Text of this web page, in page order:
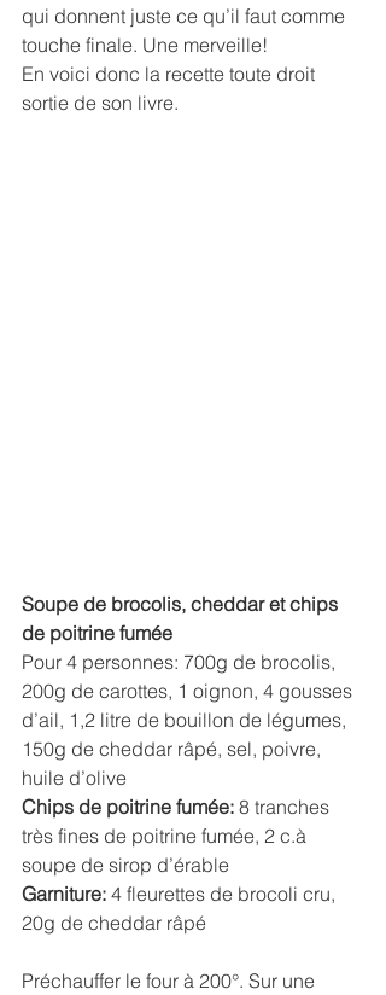
qui donnent juste ce qu’il faut comme
touche finale. Une merveille!
En voici donc la recette toute droit
sortie de son livre.
Soupe de brocolis, cheddar et chips
de poitrine fumée
Pour 4 personnes: 700g de brocolis,
200g de carottes, 1 oignon, 4 gousses
d’ail, 1,2 litre de bouillon de légumes,
150g de cheddar râpé, sel, poivre,
huile d’olive
Chips de poitrine fumée: 8 tranches
très fines de poitrine fumée, 2 c.à
soupe de sirop d’érable
Garniture: 4 fleurettes de brocoli cru,
20g de cheddar râpé
Préchauffer le four à 200°. Sur une